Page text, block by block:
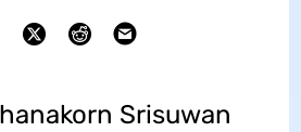
Srisuwan